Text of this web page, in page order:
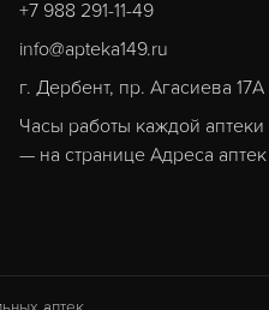
+7 988 291-11-49
info@apteka149.ru
г. Дербент, пр. Агасиева 17А
Часы работы каждой аптеки
— на странице Адреса аптек